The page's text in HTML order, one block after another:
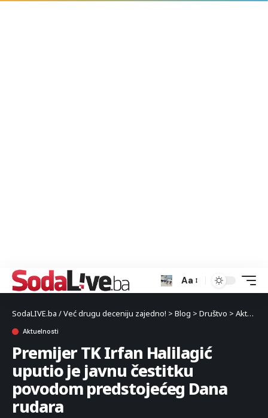
Aa
SodaLIVE.ba / Već drugu deceniju zajedno! > Blog > Društvo > Aktuelnosti
Aktuelnosti
Premijer TK Irfan Halilagić
uputio je javnu čestitku
povodom predstojećeg Dana
rudara